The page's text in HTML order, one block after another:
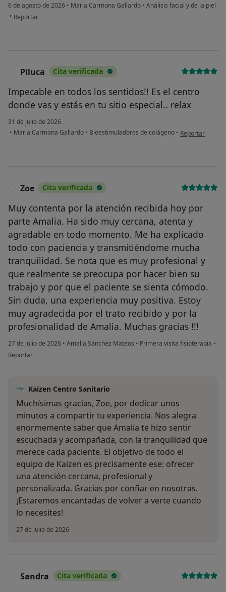
6 de agosto de 2026 • Maria Carmona Gallardo • Análisis facial y de la piel
• en opinión del usuario Jose Maria V.
Reportar
Piluca Cita verificada
Impecable en todos los sentidos!! Es el centro
donde vas y estás en tu sitio especial.. relax
31 de julio de 2026
• Maria Carmona Gallardo • Bioestimuladores de colágeno • en opinión del
Reportar
Zoe Cita verificada
Muy contenta por la atención recibida hoy por
parte Amalia. Ha sido muy cercana, atenta y
agradable en todo momento. Me ha explicado
todo con paciencia y transmitiéndome mucha
tranquilidad. Se nota que es muy profesional y
que realmente se preocupa por hacer bien su
trabajo y por que el paciente se sienta cómodo.
Sin duda, una experiencia muy positiva. Estoy
muy agradecida por el trato recibido y por la
profesionalidad de Amalia. Muchas gracias !!!
27 de julio de 2026 • Amalia Sánchez Mateos • Primera visita fisioterapia •
en opinión del usuario Zoe
Reportar
Kaizen Centro Sanitario
Muchísimas gracias, Zoe, por dedicar unos
minutos a compartir tu experiencia. Nos alegra
enormemente saber que Amalia te hizo sentir
escuchada y acompañada, con la tranquilidad que
merece cada paciente. El objetivo de todo el
equipo de Kaizen es precisamente ese: ofrecer
una atención cercana, profesional y
personalizada. Gracias por confiar en nosotras.
¡Estaremos encantadas de volver a verte cuando
lo necesites!
27 de julio de 2026
Sandra Cita verificada